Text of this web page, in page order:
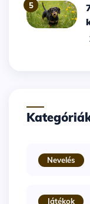
5
7 hely,
Nevelés
Játékok